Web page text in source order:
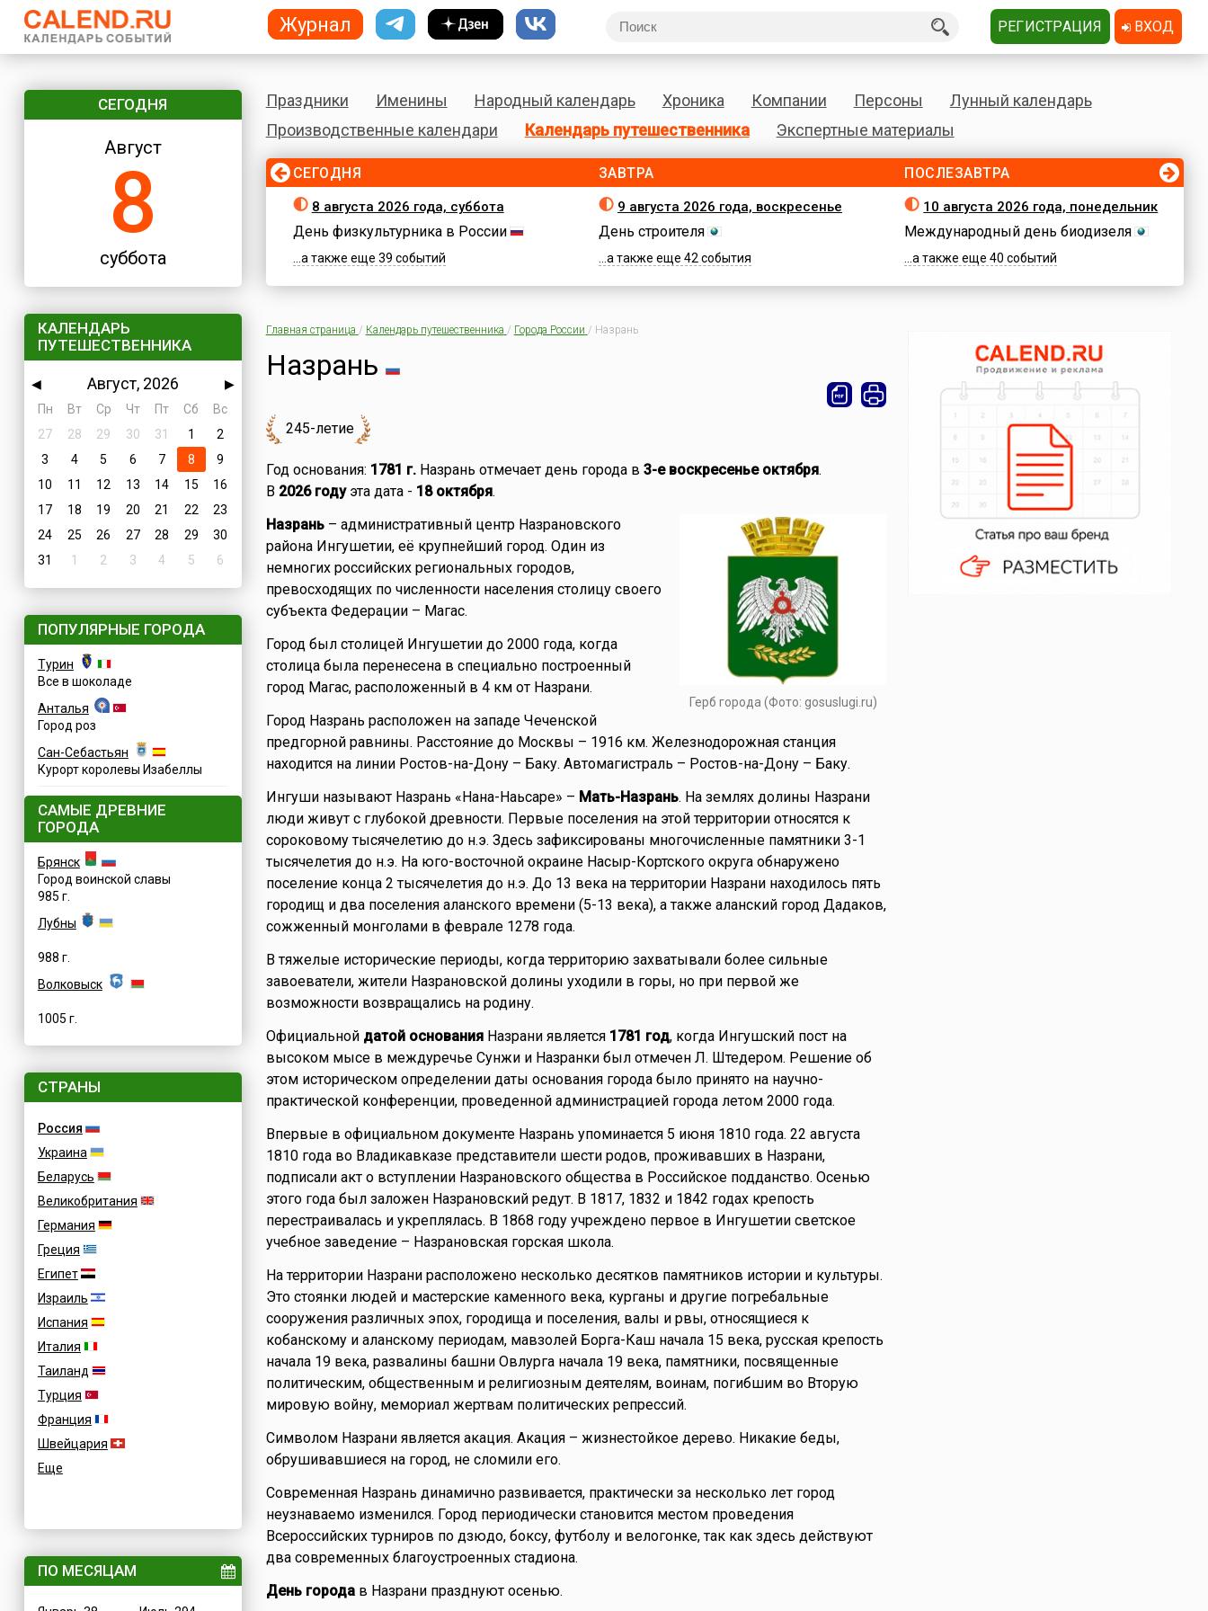
СЕГОДНЯ
Август
8
суббота
КАЛЕНДАРЬ
ПУТЕШЕСТВЕННИКА
◀ Август, 2026
▶
Пн
Вт Ср Чт Пт Сб
Вс
27
28 29 30 31 1
2
3
4 5 6 7 8
9
10
11 12 13 14 15
16
17
18 19 20 21 22
23
24
25 26 27 28 29
30
31
1 2 3 4 5 6
ПОПУЛЯРНЫЕ ГОРОДА
Турин
Все в шоколаде
Анталья
Город роз
Сан-Себастьян
Курорт королевы Изабеллы
САМЫЕ ДРЕВНИЕ
ГОРОДА
Брянск
Город воинской славы
985 г.
Лубны
988 г.
Волковыск
1005 г.
СТРАНЫ
Россия
Украина
Беларусь
Великобритания
Германия
Греция
Египет
Израиль
Испания
Италия
Таиланд
Турция
Франция
Швейцария
Еще
ПО МЕСЯЦАМ
Праздники Именины Народный календарь Хроника Компании Персоны
Лунный календарь
Производственные календари
Календарь путешественника Экспертные материалы
СЕГОДНЯ
8 августа 2026 года, суббота
День физкультурника в России
...а также еще 39 событий
ЗАВТРА
9 августа 2026 года, воскресенье
День строителя
...а также еще 42 события
ПОСЛЕЗАВТРА
10 августа 2026 года, понедельник
Международный день биодизеля
...а также еще 40 событий
Главная страница / Календарь путешественника / Города России / Назрань
Назрань
245-летие
Год основания: 1781 г.Назрань отмечает день города в 3-е воскресенье октября.
В 2026 годуэта дата - 18 октября.
Герб города (Фото: gosuslugi.ru)
Назрань– административный центр Назрановского
района Ингушетии, её крупнейший город. Один из
немногих российских региональных городов,
превосходящих по численности населения столицу своего
субъекта Федерации – Магас.
Город был столицей Ингушетии до 2000 года, когда
столица была перенесена в специально построенный
город Магас, расположенный в 4 км от Назрани.
Город Назрань расположен на западе Чеченской
предгорной равнины. Расстояние до Москвы – 1916 км. Железнодорожная станция
находится на линии Ростов-на-Дону – Баку. Автомагистраль – Ростов-на-Дону – Баку.
Ингуши называют Назрань «Нана-Наьсаре» – Мать-Назрань. На землях долины Назрани
люди живут с глубокой древности. Первые поселения на этой территории относятся к
сороковому тысячелетию до н.э. Здесь зафиксированы многочисленные памятники 3-1
тысячелетия до н.э. На юго-восточной окраине Насыр-Кортского округа обнаружено
поселение конца 2 тысячелетия до н.э. До 13 века на территории Назрани находилось пять
городищ и два поселения аланского времени (5-13 века), а также аланский город Дадаков,
сожженный монголами в феврале 1278 года.
В тяжелые исторические периоды, когда территорию захватывали более сильные
завоеватели, жители Назрановской долины уходили в горы, но при первой же
возможности возвращались на родину.
Официальной датой основанияНазрани является 1781 год, когда Ингушский пост на
высоком мысе в междуречье Сунжи и Назранки был отмечен Л. Штедером. Решение об
этом историческом определении даты основания города было принято на научно-
практической конференции, проведенной администрацией города летом 2000 года.
Впервые в официальном документе Назрань упоминается 5 июня 1810 года. 22 августа
1810 года во Владикавказе представители шести родов, проживавших в Назрани,
подписали акт о вступлении Назрановского общества в Российское подданство. Осенью
этого года был заложен Назрановский редут. В 1817, 1832 и 1842 годах крепость
перестраивалась и укреплялась. В 1868 году учреждено первое в Ингушетии светское
учебное заведение – Назрановская горская школа.
На территории Назрани расположено несколько десятков памятников истории и культуры.
Это стоянки людей и мастерские каменного века, курганы и другие погребальные
сооружения различных эпох, городища и поселения, валы и рвы, относящиеся к
кобанскому и аланскому периодам, мавзолей Борга-Каш начала 15 века, русская крепость
начала 19 века, развалины башни Овлурга начала 19 века, памятники, посвященные
политическим, общественным и религиозным деятелям, воинам, погибшим во Вторую
мировую войну, мемориал жертвам политических репрессий.
Символом Назрани является акация. Акация – жизнестойкое дерево. Никакие беды,
обрушивавшиеся на город, не сломили его.
Современная Назрань динамично развивается, практически за несколько лет город
неузнаваемо изменился. Город периодически становится местом проведения
Всероссийских турниров по дзюдо, боксу, футболу и велогонке, так как здесь действуют
два современных благоустроенных стадиона.
День городав Назрани празднуют осенью.
Журнал РЕГИСТРАЦИЯ ВХОД